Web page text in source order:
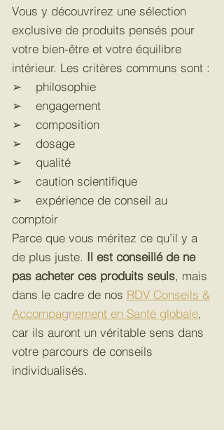
Vous y découvrirez une sélection
exclusive de produits pensés pour
votre bien-être et votre équilibre
intérieur. Les critères communs sont :
➢ philosophie
➢ engagement
➢ composition
➢ dosage
➢ qualité
➢ caution scientifique
➢ expérience de conseil au
comptoir
Parce que vous méritez ce qu’il y a
de plus juste. Il est conseillé de ne
pas acheter ces produits seuls, mais
dans le cadre de nos RDV Conseils &
Accompagnement en Santé globale,
car ils auront un véritable sens dans
votre parcours de conseils
individualisés.